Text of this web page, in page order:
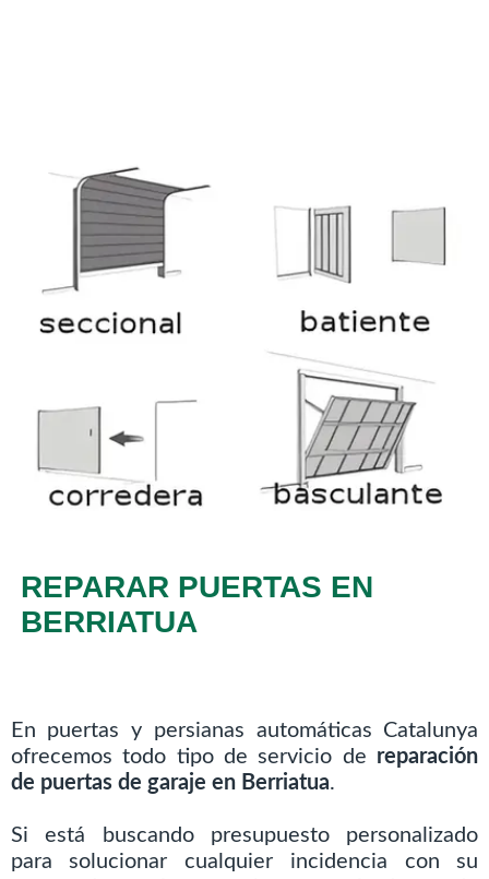
REPARAR PUERTAS EN
BERRIATUA
En puertas y persianas automáticas Catalunya
ofrecemos todo tipo de servicio de reparación
de puertas de garaje en Berriatua.
Si está buscando presupuesto personalizado
para solucionar cualquier incidencia con su